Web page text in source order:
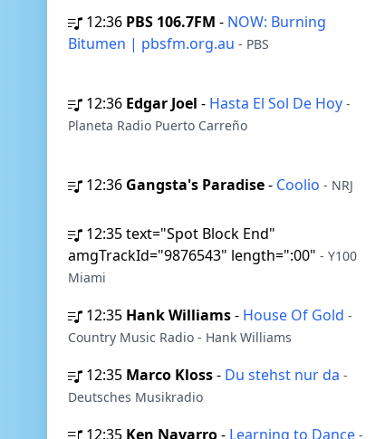
12:36 PBS 106.7FM - NOW: Burning
Bitumen | pbsfm.org.au - PBS
12:36 Edgar Joel - Hasta El Sol De Hoy -
Planeta Radio Puerto Carreño
12:36 Gangsta's Paradise- Coolio - NRJ
12:35text="Spot Block End"
amgTrackId="9876543" length=":00" - Y100
Miami
12:35 Hank Williams- House Of Gold -
Country Music Radio - Hank Williams
12:35 Marco Kloss- Du stehst nur da -
Deutsches Musikradio
12:35 Ken Navarro- Learning to Dance -